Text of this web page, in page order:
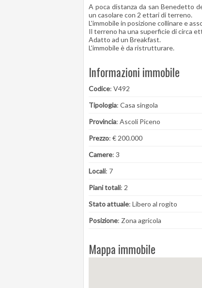
A poca distanza da san Benedetto
un casolare con 2 ettari di terreno.
L'immobile in posizione collinare e
Il terreno ha una superficie di circa
Adatto ad un Breakfast.
L'immobile è da ristrutturare.
Informazioni immobile
Codice: V492
Tipologia: Casa singola
Provincia: Ascoli Piceno
Prezzo: € 200.000
Camere: 3
Locali: 7
Piani totali: 2
Stato attuale: Libero al rogito
Posizione: Zona agricola
Mappa immobile